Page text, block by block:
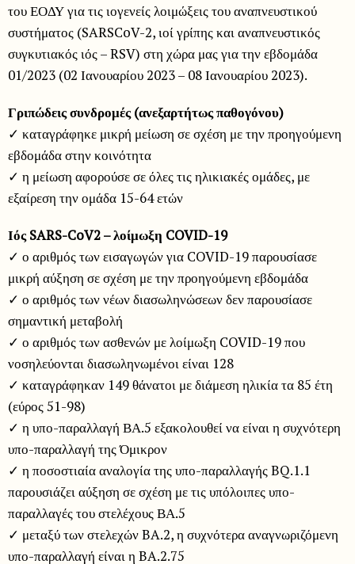
του ΕΟΔΥ για τις ιογενείς λοιμώξεις του αναπνευστικού
συστήματος (SARSCoV-2, ιοί γρίπης και αναπνευστικός
συγκυτιακός ιός – RSV) στη χώρα μας για την εβδομάδα
01/2023 (02 Ιανουαρίου 2023 – 08 Ιανουαρίου 2023).
Γριπώδεις συνδρομές (ανεξαρτήτως παθογόνου)
✓ καταγράφηκε μικρή μείωση σε σχέση με την προηγούμενη
εβδομάδα στην κοινότητα
✓ η μείωση αφορούσε σε όλες τις ηλικιακές ομάδες, με
εξαίρεση την ομάδα 15-64 ετών
Ιός SARS-CoV2 – λοίμωξη COVID-19
✓ ο αριθμός των εισαγωγών για COVID-19 παρουσίασε
μικρή αύξηση σε σχέση με την προηγούμενη εβδομάδα
✓ ο αριθμός των νέων διασωληνώσεων δεν παρουσίασε
σημαντική μεταβολή
✓ ο αριθμός των ασθενών με λοίμωξη COVID-19 που
νοσηλεύονται διασωληνωμένοι είναι 128
✓ καταγράφηκαν 149 θάνατοι με διάμεση ηλικία τα 85 έτη
(εύρος 51-98)
✓ η υπο-παραλλαγή ΒΑ.5 εξακολουθεί να είναι η συχνότερη
υπο-παραλλαγή της Όμικρον
✓ η ποσοστιαία αναλογία της υπο-παραλλαγής BQ.1.1
παρουσιάζει αύξηση σε σχέση με τις υπόλοιπες υπο-
παραλλαγές του στελέχους ΒΑ.5
✓ μεταξύ των στελεχών BA.2, η συχνότερα αναγνωριζόμενη
υπο-παραλλαγή είναι η BA.2.75